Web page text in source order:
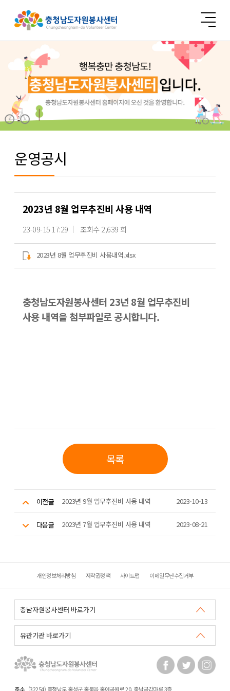
운영공시
2023년 8월 업무추진비 사용 내역
23-09-15 17:29 조회수 2,639 회
2023년 8월 업무추진비 사용내역.xlsx
충청남도자원봉사센터 23년 8월 업무추진비
사용 내역을 첨부파일로 공시합니다.
목록
이전글 2023년 9월 업무추진비 사용 내역 2023-10-13
다음글 2023년 7월 업무추진비 사용 내역 2023-08-21
개인정보처리방침 저작권정책 사이트맵 이메일무단수집거부
주소 (32254) 충청남도 홍성군 홍북읍 홍예공원로 20. 충남공감마루 3층